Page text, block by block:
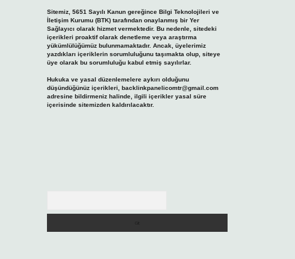
Sitemiz, 5651 Sayılı Kanun gereğince Bilgi Teknolojileri ve
İletişim Kurumu (BTK) tarafından onaylanmış bir Yer
Sağlayıcı olarak hizmet vermektedir. Bu nedenle, sitedeki
içerikleri proaktif olarak denetleme veya araştırma
yükümlülüğümüz bulunmamaktadır. Ancak, üyelerimiz
yazdıkları içeriklerin sorumluluğunu taşımakta olup, siteye
üye olarak bu sorumluluğu kabul etmiş sayılırlar.
Hukuka ve yasal düzenlemelere aykırı olduğunu
düşündüğünüz içerikleri, backlinkpanelicomtr@gmail.com
adresine bildirmeniz halinde, ilgili içerikler yasal süre
içerisinde sitemizden kaldırılacaktır.